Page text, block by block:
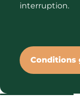
interruption.
Conditions